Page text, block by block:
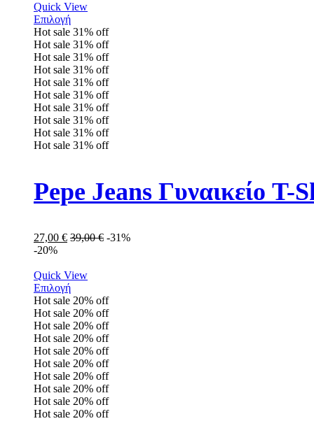
Quick View
Επιλογή
Hot sale 31% off
Hot sale 31% off
Hot sale 31% off
Hot sale 31% off
Hot sale 31% off
Hot sale 31% off
Hot sale 31% off
Hot sale 31% off
Hot sale 31% off
Hot sale 31% off
Pepe Jeans Γυναικείο
27,00 € 39,00€ -31%
-20%
Quick View
Επιλογή
Hot sale 20% off
Hot sale 20% off
Hot sale 20% off
Hot sale 20% off
Hot sale 20% off
Hot sale 20% off
Hot sale 20% off
Hot sale 20% off
Hot sale 20% off
Hot sale 20% off